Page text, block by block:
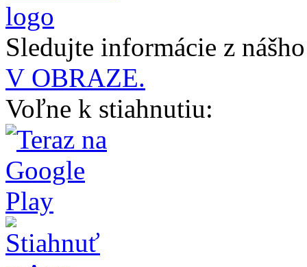
Sledujte informácie z
V OBRAZE.
Voľne k stiahnutiu: